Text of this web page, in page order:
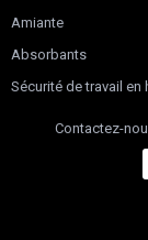
Amiante
Absorbants
Sécurité de travail en
Contactez-